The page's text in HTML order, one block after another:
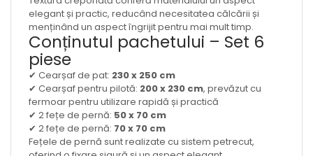
elegant și practic, reducând necesitatea călcării și
menținând un aspect îngrijit pentru mai mult timp.
Conținutul pachetului – Set 6
piese
✔ Cearșaf de pat: 230 x 250 cm
✔ Cearșaf pentru pilotă: 200 x 230 cm, prevăzut cu
fermoar pentru utilizare rapidă și practică
✔ 2 fețe de pernă: 50 x 70 cm
✔ 2 fețe de pernă: 70 x 70 cm
Fețele de pernă sunt realizate cu sistem petrecut,